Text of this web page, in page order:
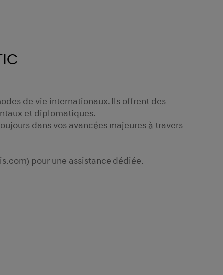
de vie internationaux. Ils offrent des
et diplomatiques.
dans vos avancées majeures à travers
) pour une assistance dédiée.